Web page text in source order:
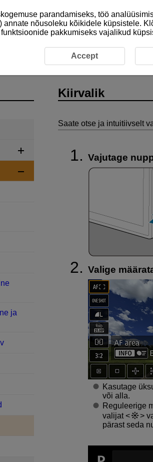
Kiirvalik
Kiirvalik
Saate otse ja intuitiivselt
Vajutage
Valige
Kasutage
või alla.
Reguleerige
valijat
pärast seda
ja
parandamiseks, töö
annate nõusoleku kõikidele küpsistele.
pakkumiseks vajalikud
Accept